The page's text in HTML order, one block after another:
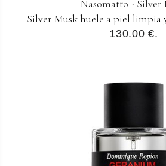
Nasomatto - Silver
Silver Musk huele a piel limpia
130.00 €.